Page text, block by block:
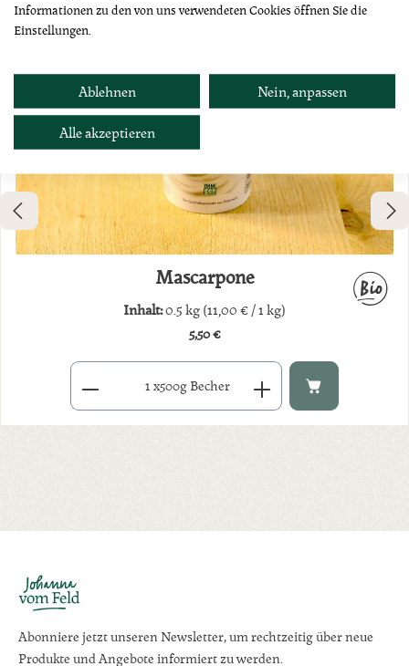
Informationen zu den von uns verwendeten Cookies öffnen Sie die
Einstellungen.
Ablehnen Nein, anpassen
Alle akzeptieren
Mascarpone
Inhalt:0.5 kg(11,00 € / 1 kg)
Regulärer Preis:
5,50 €
Produkt Anzahl: Gib den gewünschten Wert ein oder benutze
x500g Becher
Abonniere jetzt unseren Newsletter, um rechtzeitig über neue
Produkte und Angebote informiert zu werden.